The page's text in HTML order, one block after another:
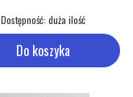
Do koszyka
Dostępność: duża ilość